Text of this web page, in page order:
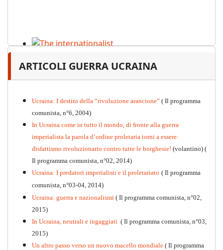
PDF n.12, 2026
ARTICOLI GUERRA UCRAINA
Ucraina: I destini della “rivoluzione arancione” ( Il programma
comunista, n°6, 2004)
In Ucraina come in tutto il mondo, di fronte alla guerra
imperialista la parola d’ordine proletaria torni a essere:
disfattismo rivoluzionario contro tutte le borghesie! (volantino) (
Il programma comunista, n°02, 2014)
Ucraina: I predatori imperialisti e il proletariato ( Il programma
comunista, n°03-04, 2014)
Ucraina: guerra e nazionalismi ( Il programma comunista, n°02,
2015)
In Ucraina, neutrali e ingaggiati ( Il programma comunista, n°03,
2015)
Un altro passo verso un nuovo macello mondiale ( Il programma